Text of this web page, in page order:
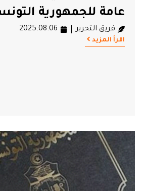
عامة للجمهورية
فريق التحرير 2025.08.06
اقرأ المزيد